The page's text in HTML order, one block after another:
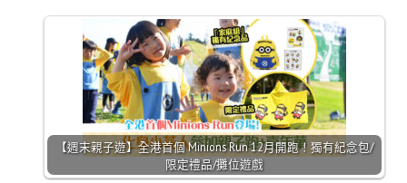
【週末親子遊】全港首個 Minions Run 12月開跑！獨有紀念包/
限定禮品/攤位遊戲